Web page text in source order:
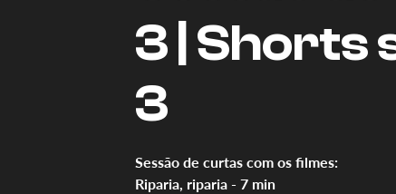
3 | Shorts
3
Sessão de curtas com os filmes:
Riparia, riparia - 7 min